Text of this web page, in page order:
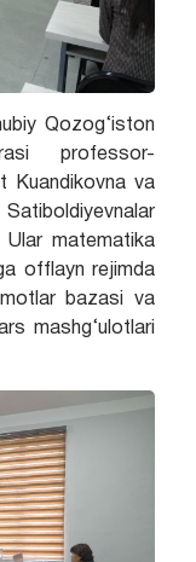
Qozog‘iston
professor-
Kuandikovna va
Ular matematika
offlayn rejimda
bazasi va
mashg‘ulotlari